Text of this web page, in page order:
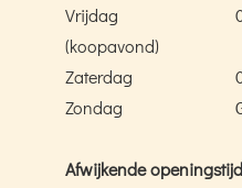
Vrijdag
(koopavond)
Zaterdag
Zondag
Afwijkende